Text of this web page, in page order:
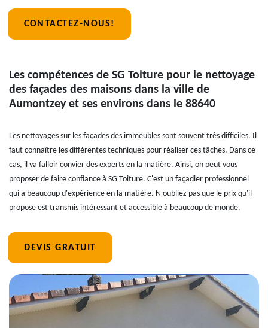
CONTACTEZ-NOUS!
Les compétences de SG Toiture pour le nettoyage
des façades des maisons dans la ville de
Aumontzey et ses environs dans le 88640
Les nettoyages sur les façades des immeubles sont souvent très difficiles. Il
faut connaître les différentes techniques pour réaliser ces tâches. Dans ce
cas, il va falloir convier des experts en la matière. Ainsi, on peut vous
proposer de faire confiance à SG Toiture. C'est un façadier professionnel
qui a beaucoup d'expérience en la matière. N'oubliez pas que le prix qu'il
propose est transmis intéressant et accessible à beaucoup de monde.
DEVIS GRATUIT